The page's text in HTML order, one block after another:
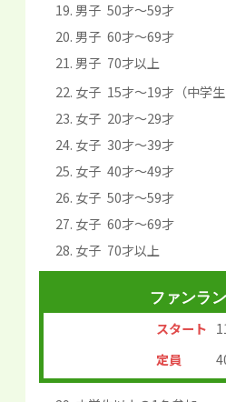
男子 50才～59才
男子 60才～69才
男子 70才以上
女子 15才～19才（中学生
女子 20才～29才
女子 30才～39才
女子 40才～49才
女子 50才～59才
女子 60才～69才
女子 70才以上
ファンラ
スタート
定員